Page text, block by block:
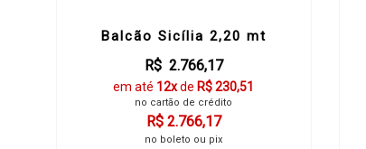
Balcão Sicília 2,20 mt
R$ 2.766,17
em até 12xde R$ 230,51
no cartão de crédito
R$ 2.766,17
no boleto ou pix